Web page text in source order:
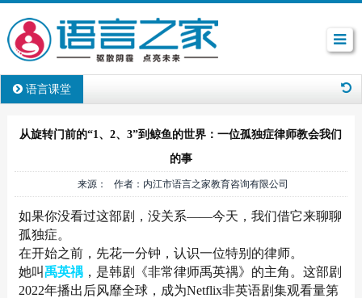
语言课堂
从旋转门前的“1、2、3”到鲸鱼的世界：一位孤独症律师教会我们
的事
来源： 作者：内江市语言之家教育咨询有限公司
如果你没看过这部剧，没关系——今天，我们借它来聊聊
孤独症。
在开始之前，先花一分钟，认识一位特别的律师。
她叫禹英禑，是韩剧《非常律师禹英禑》的主角。这部剧
2022年播出后风靡全球，成为Netflix非英语剧集观看量第